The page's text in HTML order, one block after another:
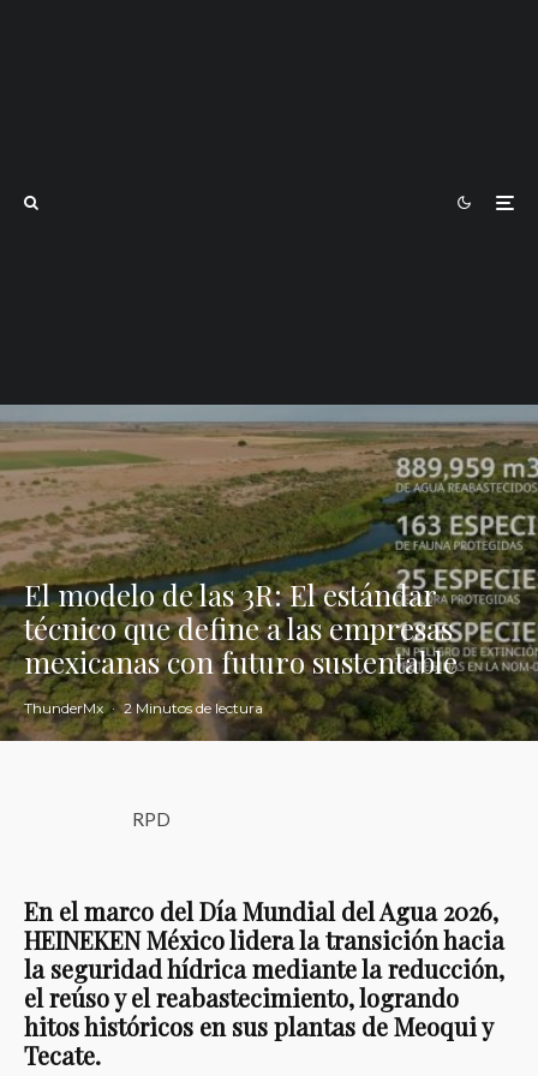
El modelo de las 3R: El estándar
técnico que define a las empresas
mexicanas con futuro sustentable
ThunderMx · 2 Minutos de lectura
RPD
En el marco del Día Mundial del Agua 2026,
HEINEKEN México lidera la transición hacia
la seguridad hídrica mediante la reducción,
el reúso y el reabastecimiento, logrando
hitos históricos en sus plantas de Meoqui y
Tecate.